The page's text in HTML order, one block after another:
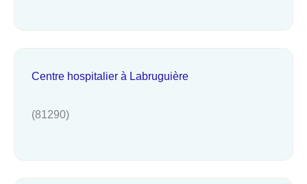
Centre hospitalier à Labruguière
(81290)